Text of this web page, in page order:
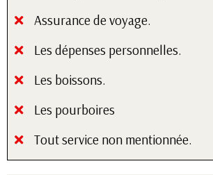
Assurance de voyage.
Les dépenses personnelles.
Les boissons.
Les pourboires
Tout service non mentionnée.